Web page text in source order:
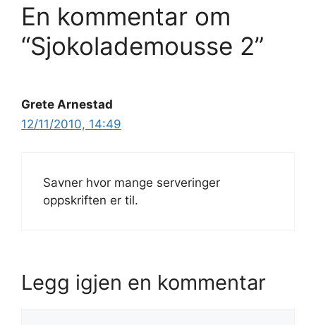
En kommentar om
“Sjokolademousse 2”
Grete Arnestad
12/11/2010, 14:49
Savner hvor mange serveringer
oppskriften er til.
Legg igjen en kommentar